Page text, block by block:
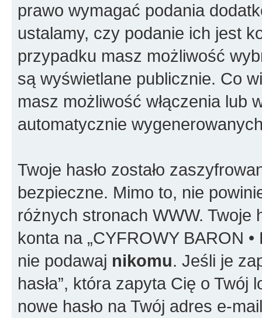
prawo wymagać podania
ustalamy, czy podanie ich jest
przypadku masz możliwość
są wyświetlane publicznie. Co
masz możliwość włączenia lub
automatycznie
Twoje hasło zostało
bezpieczne. Mimo to, nie
różnych stronach WWW. Twoje
konta na „CYFROWY BARON
nie podawaj nikomu. Jeśli je
hasła”, która zapyta Cię o
nowe hasło na Twój adres e-